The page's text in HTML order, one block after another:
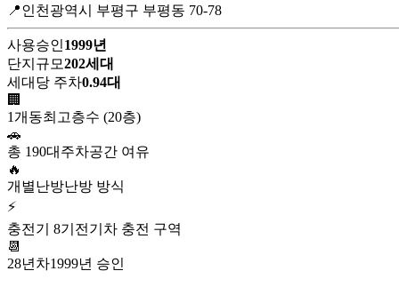
📍인천광역시 부평구 부평동 70-78
사용승인1999년
단지규모202세대
세대당 주차0.94대
🏢
1개동최고층수 (20층)
🚗
총 190대 주차공간 여유
🔥
개별난방난방 방식
⚡
충전기 8기 전기차 충전 구역
📆
28년차1999년 승인